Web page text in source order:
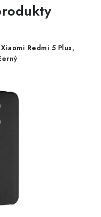
Redmi 5 Plus,